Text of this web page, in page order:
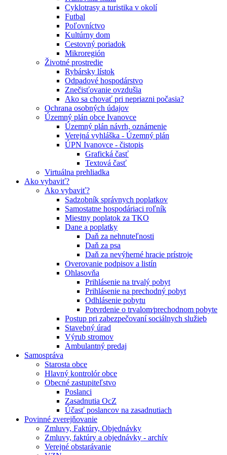
Cyklotrasy a turistika v okolí
Futbal
Poľovníctvo
Kultúrny dom
Cestovný poriadok
Mikroregión
Životné prostredie
Rybársky lístok
Odpadové hospodárstvo
Znečisťovanie ovzdušia
Ako sa chovať pri nepriazni počasia?
Ochrana osobných údajov
Územný plán obce Ivanovce
Územný plán návrh, oznámenie
Verejná vyhláška - Územný plán
ÚPN Ivanovce - čistopis
Grafická časť
Textová časť
Virtuálna prehliadka
Ako vybaviť?
Ako vybaviť?
Sadzobník správnych poplatkov
Samostatne hospodáriaci roľník
Miestny poplatok za TKO
Dane a poplatky
Daň za nehnuteľnosti
Daň za psa
Daň za nevýherné hracie prístroje
Overovanie podpisov a listín
Ohlasovňa
Prihlásenie na trvalý pobyt
Prihlásenie na prechodný pobyt
Odhlásenie pobytu
Potvrdenie o trvalom⁄prechodnom pobyte
Postup pri zabezpečovaní sociálnych služieb
Stavebný úrad
Výrub stromov
Ambulantný predaj
Samospráva
Starosta obce
Hlavný kontrolór obce
Obecné zastupiteľstvo
Poslanci
Zasadnutia OcZ
Účasť poslancov na zasadnutiach
Povinné zverejňovanie
Zmluvy, Faktúry, Objednávky
Zmluvy, faktúry a objednávky - archív
Verejné obstarávanie